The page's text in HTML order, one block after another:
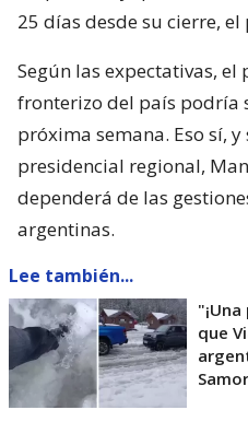
25 días desde su cierre,
Según las expectativas,
fronterizo del país podría
próxima semana. Eso sí,
presidencial regional,
dependerá de las
argentinas.
Lee también...
que